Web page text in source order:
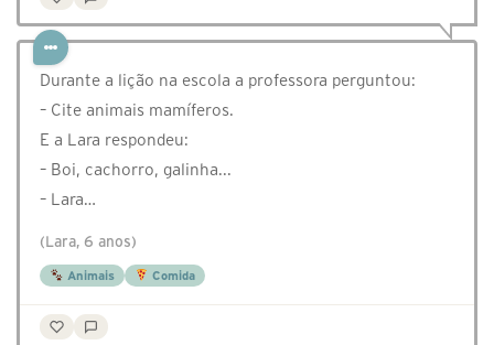
Durante a lição na escola a professora perguntou:
– Cite animais mamíferos.
E a Lara respondeu:
– Boi, cachorro, galinha...
– Lara…
(Lara, 6 anos)
Animais Comida